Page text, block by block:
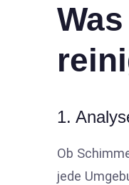
1.
Ob
jede